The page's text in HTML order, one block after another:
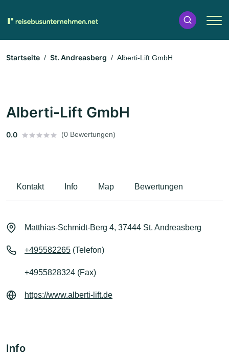
Startseite St. Andreasberg Alberti-Lift GmbH
Alberti-Lift GmbH
0.0 (0 Bewertungen)
Kontakt Info Map Bewertungen
Matthias-Schmidt-Berg 4, 37444 St. Andreasberg
+495582265 (Telefon)
+4955828324 (Fax)
https://www.alberti-lift.de
Info